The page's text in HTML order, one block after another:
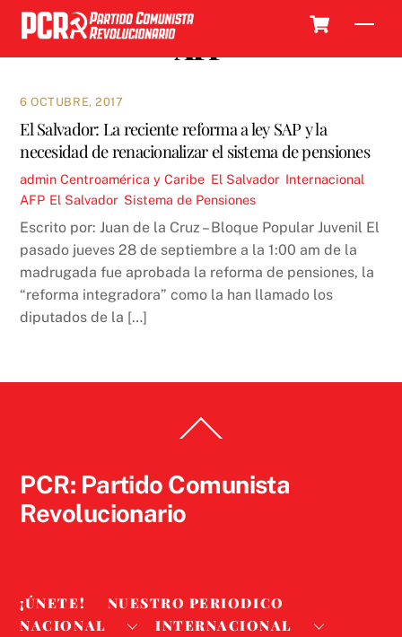
Skip
content
AFP
6 OCTUBRE, 2017
El Salvador: La reciente reforma a ley SAP y la
necesidad de renacionalizar el sistema de pensiones
admin Centroamérica y Caribe El Salvador, Internacional
AFP, El Salvador, Sistema de Pensiones
Escrito por: Juan de la Cruz – Bloque Popular Juvenil El
pasado jueves 28 de septiembre a la 1:00 am de la
madrugada fue aprobada la reforma de pensiones, la
“reforma integradora” como la han llamado los
diputados de la […]
To
PCR: Partido Comunista
Revolucionario
¡ÚNETE!
NUESTRO PERIODICO
NACIONAL
INTERNACIONAL